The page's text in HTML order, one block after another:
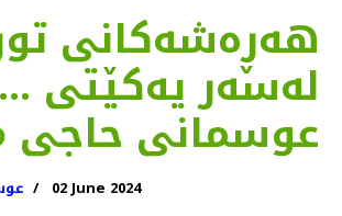
هەڕەشەکانی
لەسەر یەکێتی
عوسمانی حاجی
02 June 2024